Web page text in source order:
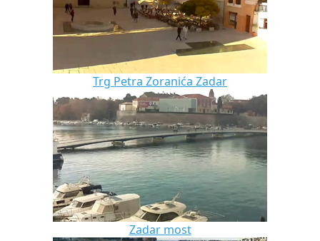
Trg Petra Zoranića Zadar
Zadar most